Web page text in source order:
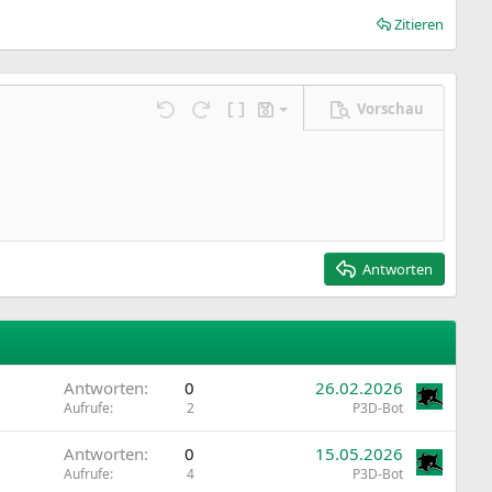
Zitieren
Rückgängig
Wiederholen
BBCode umschalten
Entwürfe
Entwurf speichern
Vorschau
Antworten
Antworten 0
Aufrufe 2
26.02.2026
P3D-Bot
Antworten 0
Aufrufe 4
15.05.2026
P3D-Bot